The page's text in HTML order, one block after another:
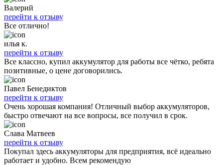
Валерий
перейти к отзыву
Все отлично!
илья к.
перейти к отзыву
Все классно, купил аккумулятор для работы все чётко, ребята
позитивные, о цене договорились.
Павел Бенедиктов
перейти к отзыву
Очень хорошая компания! Отличный выбор аккумуляторов,
быстро отвечают на все вопросы, все получил в срок.
Слава Матвеев
перейти к отзыву
Покупал здесь аккумуляторы для предприятия, всё идеально
работает и удобно. Всем рекомендую